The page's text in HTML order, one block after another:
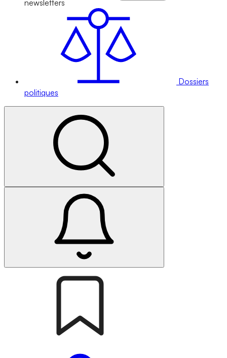
newsletters
Dossiers
politiques